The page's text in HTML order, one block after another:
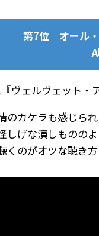
第7位 オール・
ヴェルヴェット・
のカケラも感じら
しげな演しものの
くのがオツな聴き方